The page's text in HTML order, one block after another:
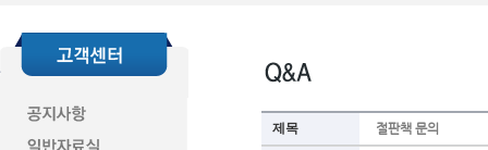
제목 절판책 문의